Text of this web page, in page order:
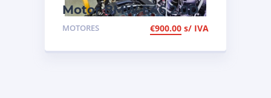
Motor BMW E46 2.0D
de 2002, de 150cv, ref
MOTORES €900.00 s/ IVA